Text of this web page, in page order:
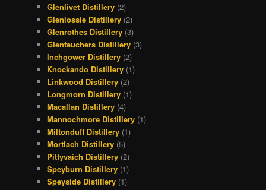
Glenlivet Distillery (2)
Glenlossie Distillery (2)
Glenrothes Distillery (3)
Glentauchers Distillery (3)
Inchgower Distillery (2)
Knockando Distillery (1)
Linkwood Distillery (2)
Longmorn Distillery (1)
Macallan Distillery (4)
Mannochmore Distillery (1)
Miltonduff Distillery (1)
Mortlach Distillery (5)
Pittyvaich Distillery (2)
Speyburn Distillery (1)
Speyside Distillery (1)